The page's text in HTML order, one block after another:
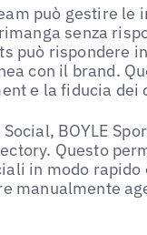
può gestire le
senza
può rispondere
con il brand.
e la fiducia dei
BOYLE
Questo
in modo rapido
manualmente